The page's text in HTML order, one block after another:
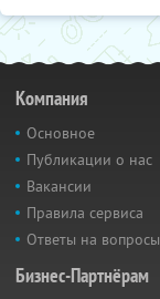
Компания
Основное
Публикации о нас
Вакансии
Правила сервиса
Ответы на вопросы
Бизнес-Партнёрам